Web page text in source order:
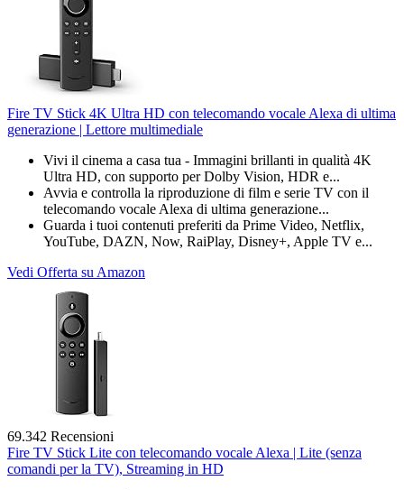
Fire TV Stick 4K Ultra HD con telecomando vocale Alexa di ultima
generazione | Lettore multimediale
Vivi il cinema a casa tua - Immagini brillanti in qualità 4K
Ultra HD, con supporto per Dolby Vision, HDR e...
Avvia e controlla la riproduzione di film e serie TV con il
telecomando vocale Alexa di ultima generazione...
Guarda i tuoi contenuti preferiti da Prime Video, Netflix,
YouTube, DAZN, Now, RaiPlay, Disney+, Apple TV e...
Vedi Offerta su Amazon
69.342 Recensioni
Fire TV Stick Lite con telecomando vocale Alexa | Lite (senza
comandi per la TV), Streaming in HD